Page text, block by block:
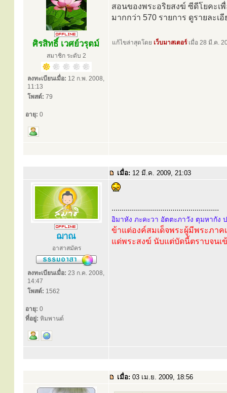
ศิรสิทธิ์ เวศย์วรุตม์
สมาชิก ระดับ 2
ลงทะเบียนเมื่อ: 12 ก.พ. 2008,
11:13
โพสต์: 79
อายุ: 0
สอนของพระอริยสงฆ์ ซีดีโยคะเ
มากกว่า 570 รายการ ดูรายละเ
แก้ไขล่าสุดโดย เว็บมาสเตอร์เมื่อ 28 มี.ค.
เมื่อ: 12 มี.ค. 2009, 21:03
ฌาณ
อาสาสมัคร
ลงทะเบียนเมื่อ: 23 ก.ค. 2008,
14:47
โพสต์: 1562
อายุ: 0
ที่อยู่: หิมพานต์
.....................................................
อิมาหัง ภะคะวา อัตตะภาวัง ตุมหากัง
ข้าแต่องค์สมเด็จพระผู้มีพระภาค
แด่พระสงฆ์ นับแต่บัดนี้ตราบจนเ
เมื่อ: 03 เม.ย. 2009, 18:56